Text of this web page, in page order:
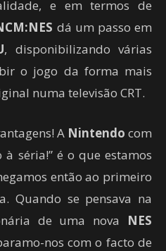
e em termos de
dá um passo em
, disponibilizando várias
o jogo da forma mais
numa televisão CRT.
A Nintendo com
séria!” é o que estamos
então ao primeiro
Quando se pensava na
de uma nova NES
nos com o facto de